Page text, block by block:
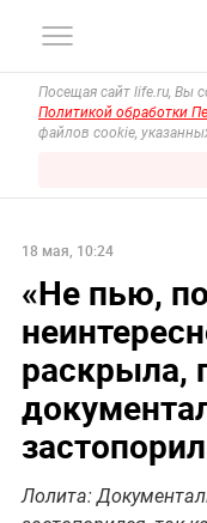
Посещая сайт life.ru, Вы
Политикой обработки
файлов cookie,
18 мая, 10:24
«Не пью,
раскрыла,
Лолита: